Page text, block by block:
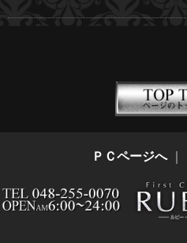
ＰＣページへ｜